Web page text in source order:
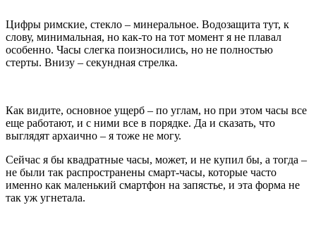
Цифры римские, стекло – минеральное. Водозащита тут, к
слову, минимальная, но как-то на тот момент я не плавал
особенно. Часы слегка поизносились, но не полностью
стерты. Внизу – секундная стрелка.
Как видите, основное ущерб – по углам, но при этом часы все
еще работают, и с ними все в порядке. Да и сказать, что
выглядят архаично – я тоже не могу.
Сейчас я бы квадратные часы, может, и не купил бы, а тогда –
не были так распространены смарт-часы, которые часто
именно как маленький смартфон на запястье, и эта форма не
так уж угнетала.